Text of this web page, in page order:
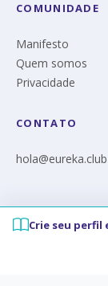
COMUNIDADE
Manifesto
Quem somos
Privacidade
CONTATO
hola@eureka.club
Crie seu perfil